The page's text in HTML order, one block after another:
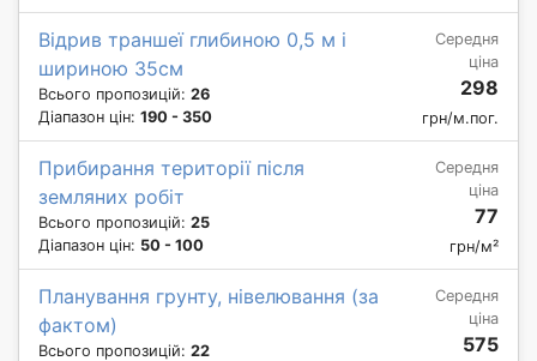
Відрив траншеї глибиною 0,5 м і
шириною 35см
Всього пропозицій: 26
Діапазон цін: 190 - 350
Середня
ціна
298
грн/м.пог.
Прибирання території після
земляних робіт
Всього пропозицій: 25
Діапазон цін: 50 - 100
Середня
ціна
77
грн/м²
Планування грунту, нівелювання (за
фактом)
Всього пропозицій: 22
Середня
ціна
575